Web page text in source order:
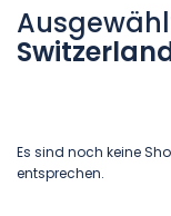
Es sind noch keine
entsprechen.